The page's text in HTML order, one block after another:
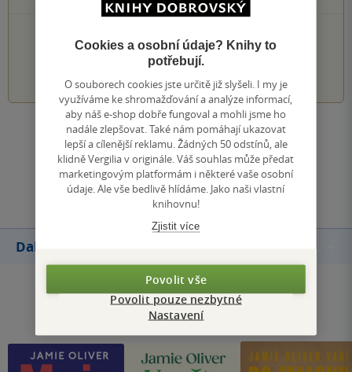
3 4 5
Zobrazit všechna hodnocení
Přidat hodnocení
Další knihy autora
Cookies a osobní údaje? Knihy to
potřebují.
O souborech cookies jste určitě již slyšeli. I my je
využíváme ke shromažďování a analýze informací,
aby náš e-shop dobře fungoval a mohli jsme ho
nadále zlepšovat. Také nám pomáhají ukazovat
lepší a cílenější reklamu. Žádných 50 odstínů, ale
klidně Vergilia v originále. Váš souhlas může předat
marketingovým platformám i některé vaše osobní
údaje. Ale vše bedlivě hlídáme. Jako naši vlastní
knihovnu!
Zjistit více
Povolit vše
Povolit pouze nezbytné
Nastavení